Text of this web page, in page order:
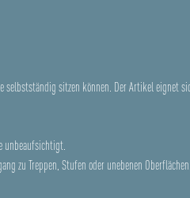
selbstständig sitzen können. Der Artikel eignet
unbeaufsichtigt.
zu Treppen, Stufen oder unebenen Oberflächen.